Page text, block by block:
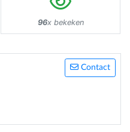
96x bekeken
Contact